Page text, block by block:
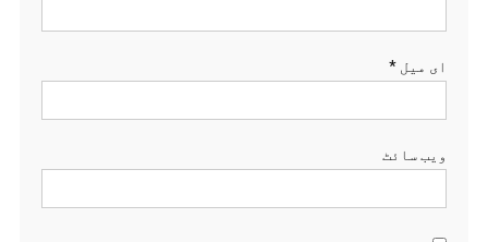
ای میل *
ویب‌ سائٹ